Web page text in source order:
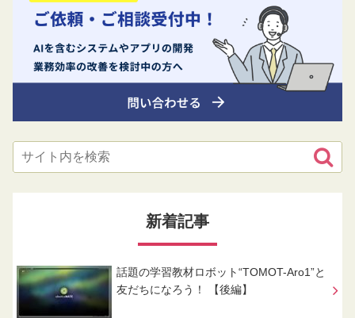
新着記事
話題の学習教材ロボット“TOMOT-Aro1”と
友だちになろう！ 【後編】